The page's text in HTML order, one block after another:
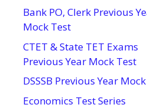
Bank PO, Clerk Previous
Mock Test
CTET & State TET Exams
Previous Year Mock Test
DSSSB Previous Year
Economics Test Series